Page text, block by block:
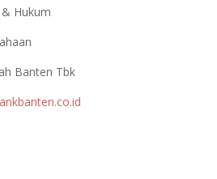
Hukum
Banten Tbk